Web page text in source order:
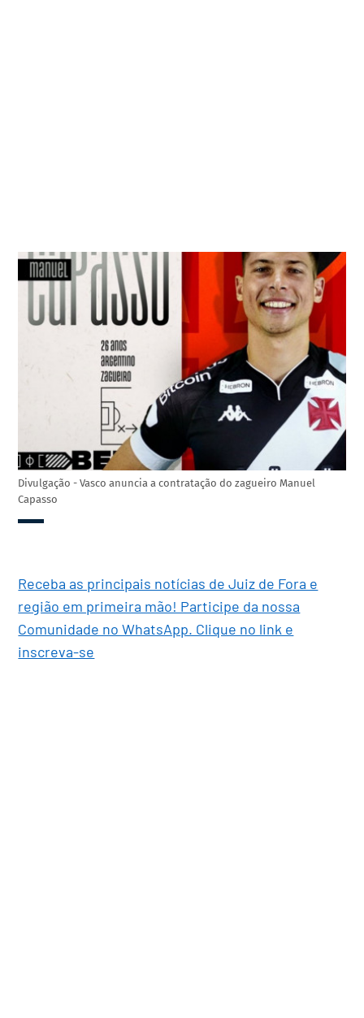
Divulgação - Vasco anuncia a contratação do zagueiro Manuel
Capasso
Receba as principais notícias de Juiz de Fora e
região em primeira mão! Participe da nossa
Comunidade no WhatsApp. Clique no link e
inscreva-se